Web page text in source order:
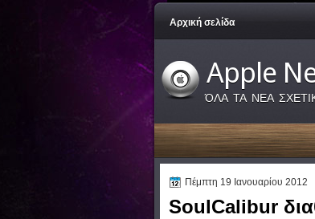
Αρχική σελίδα
Apple
ΌΛΑ ΤΑ ΝΕΑ
Πέμπτη 19 Ιανουαρίου 2012
SoulCalibur